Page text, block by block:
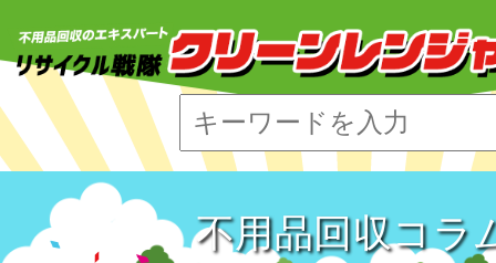
不用品回収コラ
エコレ
引っ
遺品